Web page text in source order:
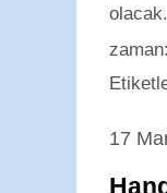
olacak.
zaman:
17